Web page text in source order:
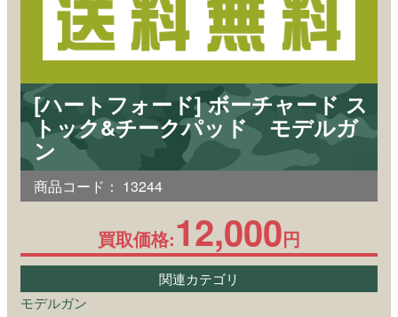
[ハートフォード] ボーチャード ス
トック&チークパッド モデルガ
ン
商品コード： 13244
買取価格:12,000円
関連カテゴリ
モデルガン